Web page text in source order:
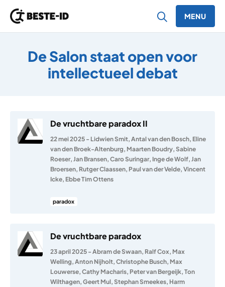
MENU
De Salon staat open voor
intellectueel debat
De vruchtbare paradox II
22 mei 2025 - Lidwien Smit, Antal van den Bosch, Eline
van den Broek-Altenburg, Maarten Boudry, Sabine
Roeser, Jan Bransen, Caro Suringar, Inge de Wolf, Jan
Broersen, Rutger Claassen, Paul van der Velde, Vincent
Icke, Ebbe Tim Ottens
paradox
De vruchtbare paradox
23 april 2025 - Abram de Swaan, Ralf Cox, Max
Welling, Anton Nijholt, Christophe Busch, Max
Louwerse, Cathy Macharis, Peter van Bergeijk, Ton
Wilthagen, Geert Mul, Stephan Smeekes, Harm